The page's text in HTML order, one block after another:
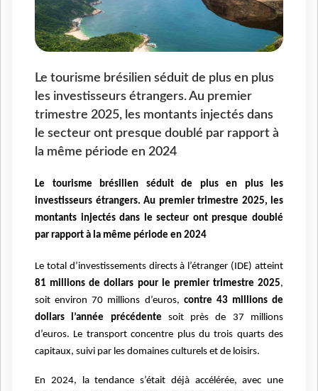
Le tourisme brésilien séduit de plus en plus
les investisseurs étrangers. Au premier
trimestre 2025, les montants injectés dans
le secteur ont presque doublé par rapport à
la même période en 2024
Le tourisme brésilien séduit de plus en plus les
investisseurs étrangers. Au premier trimestre 2025, les
montants injectés dans le secteur ont presque doublé
par rapport à la même période en 2024
Le total d’investissements directs à l’étranger (IDE) atteint
81 millions de dollars pour le premier trimestre 2025,
soit environ 70 millions d’euros, contre 43 millions de
dollars l’année précédente soit près de 37 millions
d’euros. Le transport concentre plus du trois quarts des
capitaux, suivi par les domaines culturels et de loisirs.
En 2024, la tendance s’était déjà accélérée, avec une